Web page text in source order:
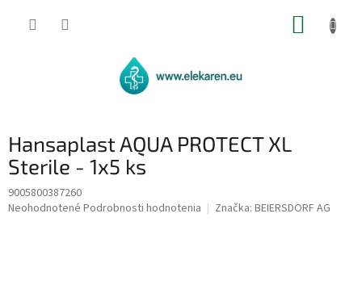
Hansaplast AQUA PROTECT XL
Sterile - 1x5 ks
9005800387260
Priemerné
Neohodnotené Podrobnosti hodnotenia Značka: BEIERSDORF AG